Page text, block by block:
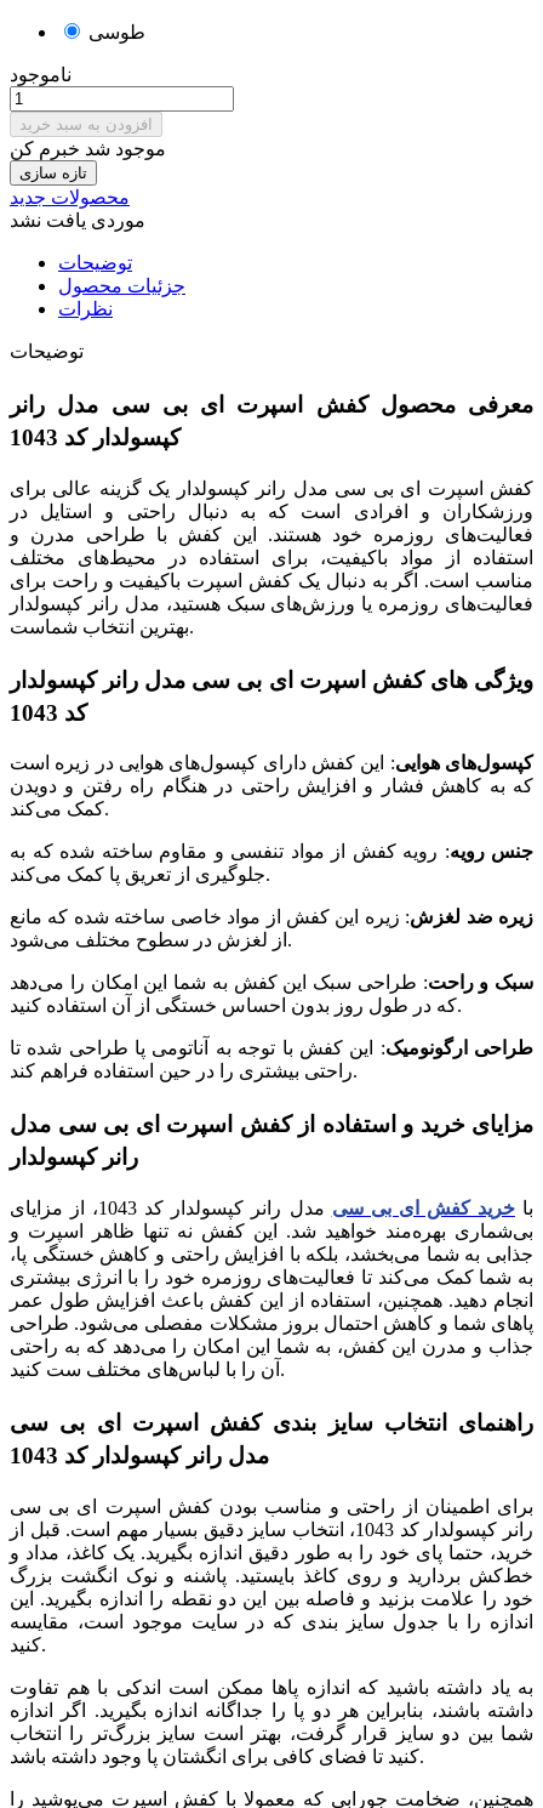
طوسی
ناموجود
افزودن به سبد خرید
موجود شد خبرم کن
محصولات جدید
موردی یافت نشد
توضیحات
جزئیات محصول
نظرات
توضیحات
معرفی محصول کفش اسپرت ای بی سی مدل رانر
کپسولدار کد 1043
کفش اسپرت ای بی سی مدل رانر کپسولدار یک گزینه عالی برای
ورزشکاران و افرادی است که به دنبال راحتی و استایل در
فعالیت‌های روزمره خود هستند. این کفش با طراحی مدرن و
استفاده از مواد باکیفیت، برای استفاده در محیط‌های مختلف
مناسب است. اگر به دنبال یک کفش اسپرت باکیفیت و راحت برای
فعالیت‌های روزمره یا ورزش‌های سبک هستید، مدل رانر کپسولدار
بهترین انتخاب شماست.
ویژگی های کفش اسپرت ای بی سی مدل رانر کپسولدار
کد 1043
کپسول‌های هوایی: این کفش دارای کپسول‌های هوایی در زیره است
که به کاهش فشار و افزایش راحتی در هنگام راه رفتن و دویدن
کمک می‌کند.
جنس رویه: رویه کفش از مواد تنفسی و مقاوم ساخته شده که به
جلوگیری از تعریق پا کمک می‌کند.
زیره ضد لغزش: زیره این کفش از مواد خاصی ساخته شده که مانع
از لغزش در سطوح مختلف می‌شود.
سبک و راحت: طراحی سبک این کفش به شما این امکان را می‌دهد
که در طول روز بدون احساس خستگی از آن استفاده کنید.
طراحی ارگونومیک: این کفش با توجه به آناتومی پا طراحی شده تا
راحتی بیشتری را در حین استفاده فراهم کند.
مزایای خرید و استفاده از کفش اسپرت ای بی سی مدل
رانر کپسولدار
باخرید کفش ای بی سی
مدل رانر کپسولدار کد 1043، از مزایای
بی‌شماری بهره‌مند خواهید شد. این کفش نه تنها ظاهر اسپرت و
جذابی به شما می‌بخشد، بلکه با افزایش راحتی و کاهش خستگی پا،
به شما کمک می‌کند تا فعالیت‌های روزمره خود را با انرژی بیشتری
انجام دهید. همچنین، استفاده از این کفش باعث افزایش طول عمر
پاهای شما و کاهش احتمال بروز مشکلات مفصلی می‌شود. طراحی
جذاب و مدرن این کفش، به شما این امکان را می‌دهد که به راحتی
آن را با لباس‌های مختلف ست کنید.
راهنمای انتخاب سایز بندی کفش اسپرت ای بی سی
مدل رانر کپسولدار کد 1043
برای اطمینان از راحتی و مناسب بودن کفش اسپرت ای بی سی
رانر کپسولدار کد 1043، انتخاب سایز دقیق بسیار مهم است. قبل از
خرید، حتما پای خود را به طور دقیق اندازه بگیرید. یک کاغذ، مداد و
خط‌کش بردارید و روی کاغذ بایستید. پاشنه و نوک انگشت بزرگ
خود را علامت بزنید و فاصله بین این دو نقطه را اندازه بگیرید. این
اندازه را با جدول سایز بندی که در سایت موجود است، مقایسه
کنید.
به یاد داشته باشید که اندازه پاها ممکن است اندکی با هم تفاوت
داشته باشند، بنابراین هر دو پا را جداگانه اندازه بگیرید. اگر اندازه
شما بین دو سایز قرار گرفت، بهتر است سایز بزرگ‌تر را انتخاب
کنید تا فضای کافی برای انگشتان پا وجود داشته باشد.
همچنین، ضخامت جورابی که معمولا با کفش اسپرت می‌پوشید را